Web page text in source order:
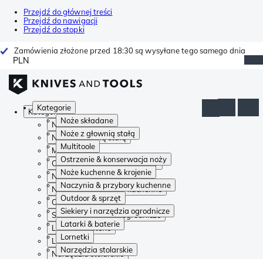
Przejdź do głównej treści
Przejdź do nawigacji
Przejdź do stopki
Zamówienia złożone przed 18:30 są wysyłane tego samego dnia
PLN
Kategorie
Noże składane
Noże z głownią stałą
Multitoole
Ostrzenie & konserwacja noży
Noże kuchenne & krojenie
Naczynia & przybory kuchenne
Outdoor & sprzęt
Siekiery i narzędzia ogrodnicze
Latarki & baterie
Lornetki
Narzędzia stolarskie
Kategorie
Noże składane
Noże z głownią stałą
Multitoole
Ostrzenie & konserwacja noży
Noże kuchenne & krojenie
Naczynia & przybory kuchenne
Outdoor & sprzęt
Siekiery i narzędzia ogrodnicze
Latarki & baterie
Lornetki
Narzędzia stolarskie